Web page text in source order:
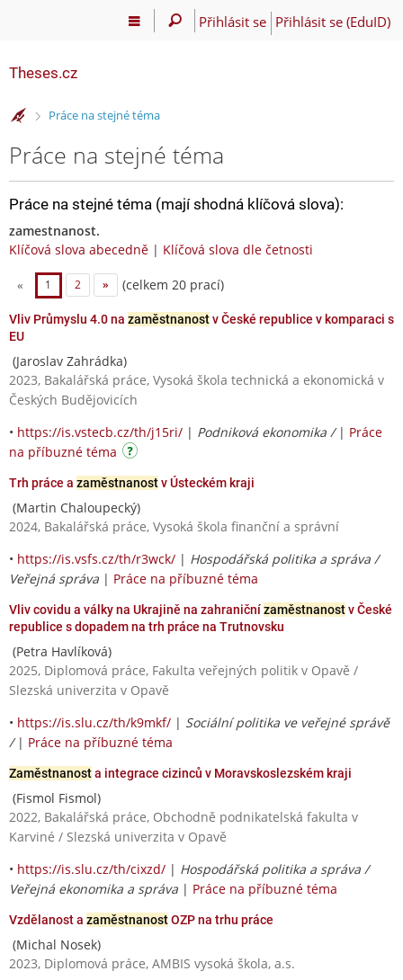
Přihlásit se Přihlásit se (EduID)
Theses.cz
>Práce na stejné téma
Práce na stejné téma
Práce na stejné téma (mají shodná klíčová slova):
zamestnanost.
Klíčová slova abecedně | Klíčová slova dle četnosti
« 1 2 » (celkem 20 prací)
Vliv Průmyslu 4.0 na zaměstnanostv České republice v komparaci s
EU
(Jaroslav Zahrádka)
2023, Bakalářská práce, Vysoká škola technická a ekonomická v
Českých Budějovicích
• https://is.vstecb.cz/th/j15ri/ | Podniková ekonomika / | Práce
na příbuzné téma
Trh práce a zaměstnanostv Ústeckém kraji
(Martin Chaloupecký)
2024, Bakalářská práce, Vysoká škola finanční a správní
• https://is.vsfs.cz/th/r3wck/ | Hospodářská politika a správa /
Veřejná správa | Práce na příbuzné téma
Vliv covidu a války na Ukrajině na zahraničnízaměstnanostv České
republice s dopadem na trh práce na Trutnovsku
(Petra Havlíková)
2025, Diplomová práce, Fakulta veřejných politik v Opavě /
Slezská univerzita v Opavě
• https://is.slu.cz/th/k9mkf/ | Sociální politika ve veřejné správě
/ | Práce na příbuzné téma
Zaměstnanosta integrace cizinců v Moravskoslezském kraji
(Fismol Fismol)
2022, Bakalářská práce, Obchodně podnikatelská fakulta v
Karviné / Slezská univerzita v Opavě
• https://is.slu.cz/th/cixzd/ | Hospodářská politika a správa /
Veřejná ekonomika a správa | Práce na příbuzné téma
Vzdělanost a zaměstnanostOZP na trhu práce
(Michal Nosek)
2023, Diplomová práce, AMBIS vysoká škola, a.s.